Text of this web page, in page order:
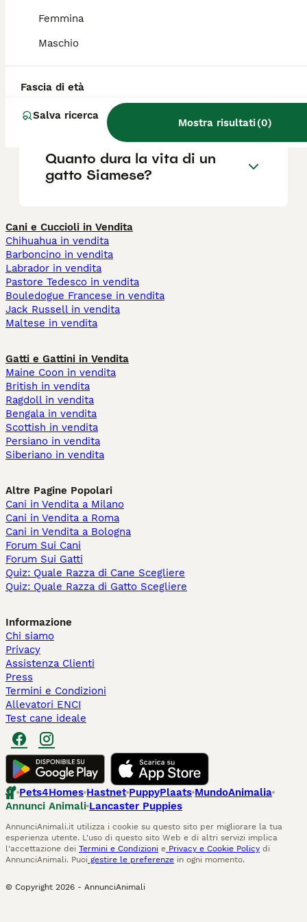
Femmina
Maschio
Fascia di età
Salva ricerca
Mostra risultati(0)
Quali sono i difetti del gatto
Siamese?
Il gatto Siamese è
aggressivo?
Quanto dura la vita di un
gatto Siamese?
Cani e Cuccioli in Vendita
Chihuahua in vendita
Barboncino in vendita
Labrador in vendita
Pastore Tedesco in vendita
Bouledogue Francese in vendita
Jack Russell in vendita
Maltese in vendita
Gatti e Gattini in Vendita
Maine Coon in vendita
British in vendita
Ragdoll in vendita
Bengala in vendita
Scottish in vendita
Persiano in vendita
Siberiano in vendita
Altre Pagine Popolari
Cani in Vendita a Milano
Cani in Vendita a Roma
Cani in Vendita a Bologna
Forum Sui Cani
Forum Sui Gatti
Quiz: Quale Razza di Cane Scegliere
Quiz: Quale Razza di Gatto Scegliere
Informazione
Chi siamo
Privacy
Assistenza Clienti
Press
Termini e Condizioni
Allevatori ENCI
Test cane ideale
Pets4Homes Hastnet PuppyPlaats MundoAnimalia
Annunci Animali Lancaster Puppies
AnnunciAnimali.it utilizza i cookie su questo sito per migliorare la tua
esperienza utente. L'uso di questo sito Web e di altri servizi implica
l'accettazione dei Termini e Condizioni e Privacy e Cookie Policy di
AnnunciAnimali. Puoi gestire le preferenze in ogni momento.
© Copyright 2026 - AnnunciAnimali